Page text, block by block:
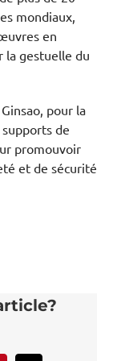
mondiaux,
en
la gestuelle du
pour la
de
promouvoir
et de sécurité